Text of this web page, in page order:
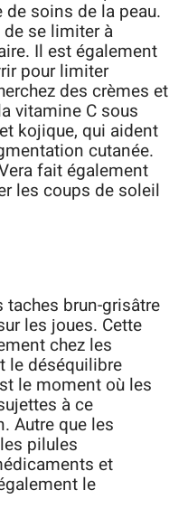
soins de la peau.
se limiter à
Il est également
pour limiter
des crèmes et
vitamine C sous
kojique, qui aident
cutanée.
fait également
les coups de soleil
taches brun-grisâtre
les joues. Cette
chez les
le déséquilibre
le moment où les
à ce
Autre que les
pilules
et
le